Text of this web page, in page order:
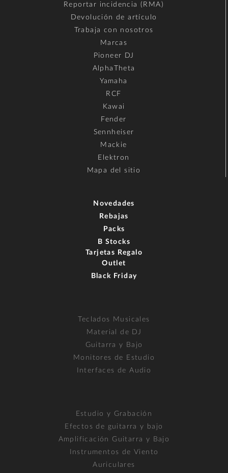
Reportar incidencia (RMA)
Devolución de artículo
Trabaja con nosotros
Marcas
Pioneer DJ
AlphaTheta
Yamaha
RCF
Kawai
Fender
Sennheiser
Mackie
Elektron
Mapa del sitio
Novedades
Rebajas
Packs
B Stocks
Tarjetas Regalo
Outlet
Black Friday
Teclados Musicales
Material de DJ
Guitarra y Bajo
Monitores de Estudio
Interfaces de Audio
Estudio y Grabación
Efectos de guitarra y bajo
Amplificación Guitarra y Bajo
Instrumentos de Viento
Auriculares